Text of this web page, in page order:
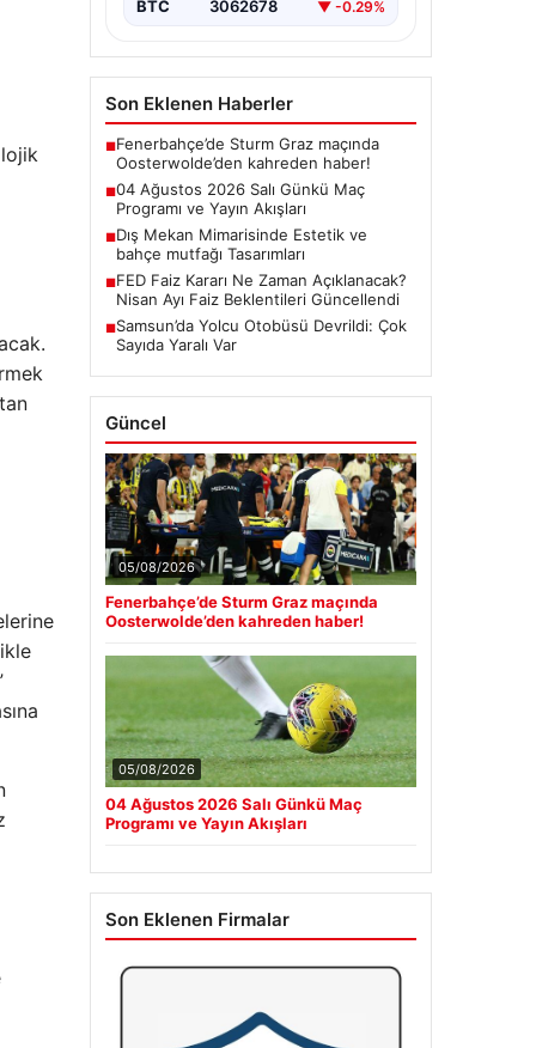
BTC 3062678 ▼ -0.29%
Son Eklenen Haberler
■Fenerbahçe’de Sturm Graz maçında
Oosterwolde’den kahreden haber!
■04 Ağustos 2026 Salı Günkü Maç
Programı ve Yayın Akışları
■Dış Mekan Mimarisinde Estetik ve
bahçe mutfağı Tasarımları
■FED Faiz Kararı Ne Zaman Açıklanacak?
Nisan Ayı Faiz Beklentileri Güncellendi
■Samsun’da Yolcu Otobüsü Devrildi: Çok
Sayıda Yaralı Var
Güncel
05/08/2026
Fenerbahçe’de Sturm Graz maçında
Oosterwolde’den kahreden haber!
05/08/2026
04 Ağustos 2026 Salı Günkü Maç
Programı ve Yayın Akışları
Son Eklenen Firmalar